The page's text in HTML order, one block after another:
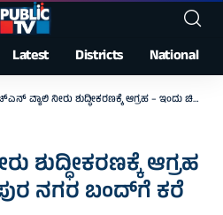
Latest Districts National
ವ್ಯಾಲಿ ನೀರು ಶುದ್ಧೀಕರಣಕ್ಕೆ ಆಗ್ರಹ – ಇಂದು ಚಿಕ್ಕಬಳ್ಳಾಪುರ ನಗರ ಬಂದ್‌ಗೆ ಕರೆ
ಶುದ್ಧೀಕರಣಕ್ಕೆ ಆಗ್ರಹ
ನಗರ ಬಂದ್‌ಗೆ ಕರೆ